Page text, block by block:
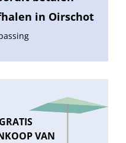
in Oirschot
VAN